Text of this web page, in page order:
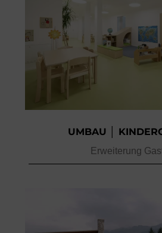
UMBAU │
Erweiterung